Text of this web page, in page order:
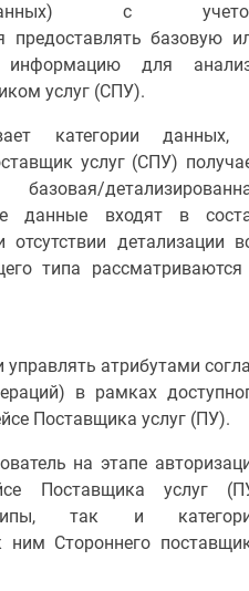
с
предоставлять базовую
информацию для
услуг (СПУ).
категории данных,
услуг (СПУ)
данные входят в
отсутствии детализации
типа
атрибутами
в рамках
Поставщика услуг (ПУ).
на этапе
Поставщика услуг
так и
Стороннего